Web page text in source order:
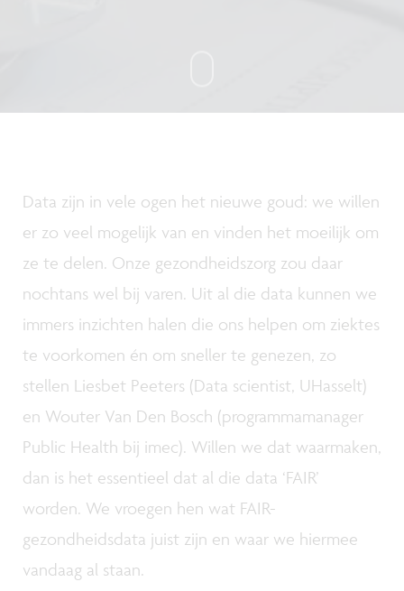
Data zijn in vele ogen het nieuwe goud: we willen
er zo veel mogelijk van en vinden het moeilijk om
ze te delen. Onze gezondheidszorg zou daar
nochtans wel bij varen. Uit al die data kunnen we
immers inzichten halen die ons helpen om ziektes
te voorkomen én om sneller te genezen, zo
stellen Liesbet Peeters (Data scientist, UHasselt)
en Wouter Van Den Bosch (programmamanager
Public Health bij imec). Willen we dat waarmaken,
dan is het essentieel dat al die data ‘FAIR’
worden. We vroegen hen wat FAIR-
gezondheidsdata juist zijn en waar we hiermee
vandaag al staan.